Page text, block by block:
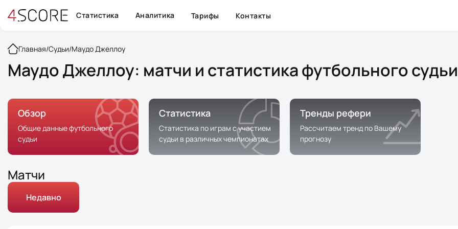
Статистика Аналитика Тарифы Контакты
Главная/Судьи/Маудо Джеллоу
Маудо Джеллоу: матчи и статистика футбольного судьи
Обзор
Общие данные футбольного
судьи
Статистика
Статистика по играм с участием
судьи в различных чемпионатах
Тренды рефери
Рассчитаем тренд по Вашему
прогнозу
Матчи
Недавно